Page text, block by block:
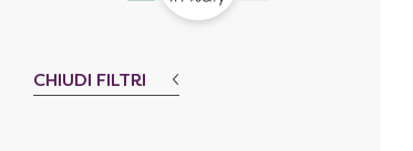
CHIUDI FILTRI